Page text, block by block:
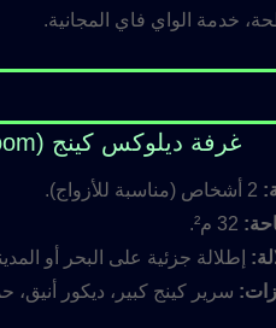
خدمة الواي فاي المجانية.
غرفة ديلوكس كينج (Deluxe King Room)
إطلالة جزئية على البحر أو
سرير كينج كبير، ديكور